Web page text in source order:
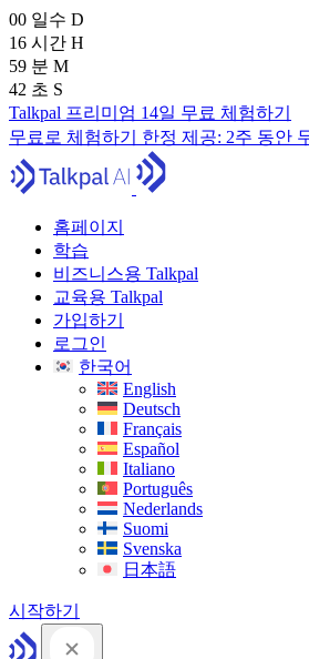
00 일수 D
16 시간 H
59 분 M
41 초 S
Talkpal 프리미엄 14일 무료 체험하기
무료로 체험하기 한정 제공: 2주 동안
홈페이지
학습
비즈니스용 Talkpal
교육용 Talkpal
가입하기
로그인
한국어
English
Deutsch
Français
Español
Italiano
Português
Nederlands
Suomi
Svenska
日本語
시작하기